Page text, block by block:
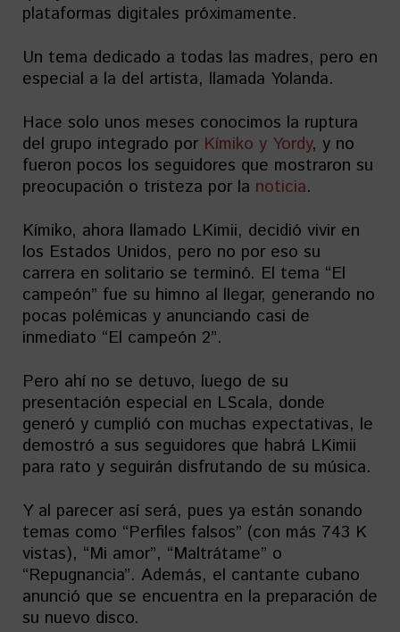
plataformas digitales próximamente.
Un tema dedicado a todas las madres, pero en
especial a la del artista, llamada Yolanda.
Hace solo unos meses conocimos la ruptura
del grupo integrado por Kímiko y Yordy, y no
fueron pocos los seguidores que mostraron su
preocupación o tristeza por la noticia.
Kímiko, ahora llamado LKimii, decidió vivir en
los Estados Unidos, pero no por eso su
carrera en solitario se terminó. El tema “El
campeón” fue su himno al llegar, generando no
pocas polémicas y anunciando casi de
inmediato “El campeón 2”.
Pero ahí no se detuvo, luego de su
presentación especial en LScala, donde
generó y cumplió con muchas expectativas, le
demostró a sus seguidores que habrá LKimii
para rato y seguirán disfrutando de su música.
Y al parecer así será, pues ya están sonando
temas como “Perfiles falsos” (con más 743 K
vistas), “Mi amor”, “Maltrátame” o
“Repugnancia”. Además, el cantante cubano
anunció que se encuentra en la preparación de
su nuevo disco.